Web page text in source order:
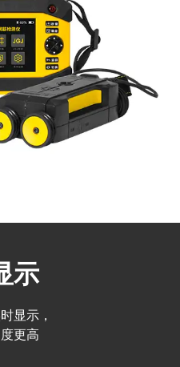
示
显示，
更高